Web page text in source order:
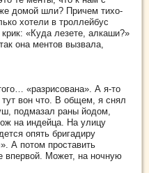
домой шли? Причем тихо-
хотели в троллейбус
«Куда лезете, алкаши?»
она ментов вызвала,
«разрисована». А я-то
вон что. В общем, я снял
подмазал раны йодом,
на индейца. На улицу
опять бригадиру
А потом проставить
впервой. Может, на ночную